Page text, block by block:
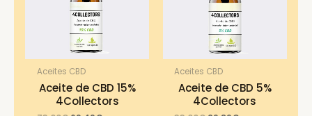
Aceites CBD
Aceite de CBD 15%
4Collectors
Aceites CBD
Aceite de CBD 5%
4Collectors